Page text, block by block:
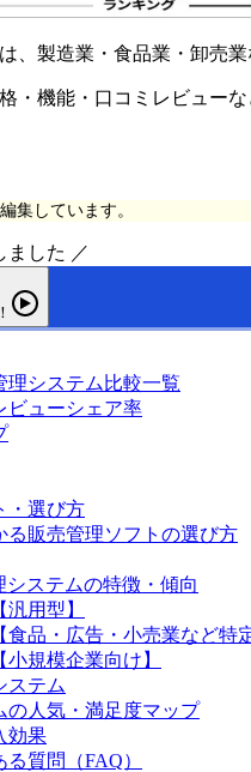
、製造業・食品業・卸売
・機能・口コミレビュー
集しています。
ました ／
理システム比較一覧
ビューシェア率
・選び方
る販売管理ソフトの選び方
システムの特徴・傾向
用型】
品・広告・小売業など特
規模企業向け】
ステム
の人気・満足度マップ
効果
質問（FAQ）